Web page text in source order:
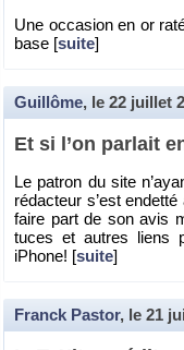
Une oc­ca­sion en or
base [suite]
Guillôme, le 22 juillet
Et si l’on par­lait
Le pa­tron du site
ré­dac­teur s’est
faire part de son avis
tuces et autres liens
iPhone! [suite]
Franck Pastor, le 21